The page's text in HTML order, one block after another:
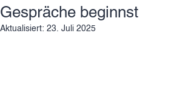
Gespräche beginnst
Aktualisiert: 23. Juli 2025